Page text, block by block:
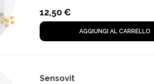
12,50€
AGGIUNGI AL CARRELLO
Sensovit